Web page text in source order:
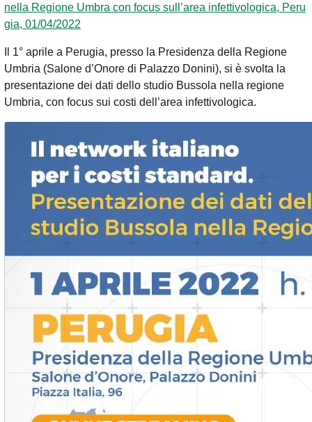
nella Regione Umbra con focus sull’area infettivologica, Peru
gia, 01/04/2022
Il 1° aprile a Perugia, presso la Presidenza della Regione
Umbria (Salone d’Onore di Palazzo Donini), si è svolta la
presentazione dei dati dello studio Bussola nella regione
Umbria, con focus sui costi dell’area infettivologica.